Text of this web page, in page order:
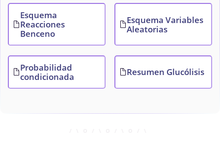
Esquema
Reacciones
Benceno
Esquema Variables
Aleatorias
Probabilidad
condicionada
Resumen Glucólisis